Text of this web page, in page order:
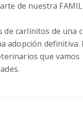
de nuestra
carlinitos de una
adopción definitiva.
que vamos